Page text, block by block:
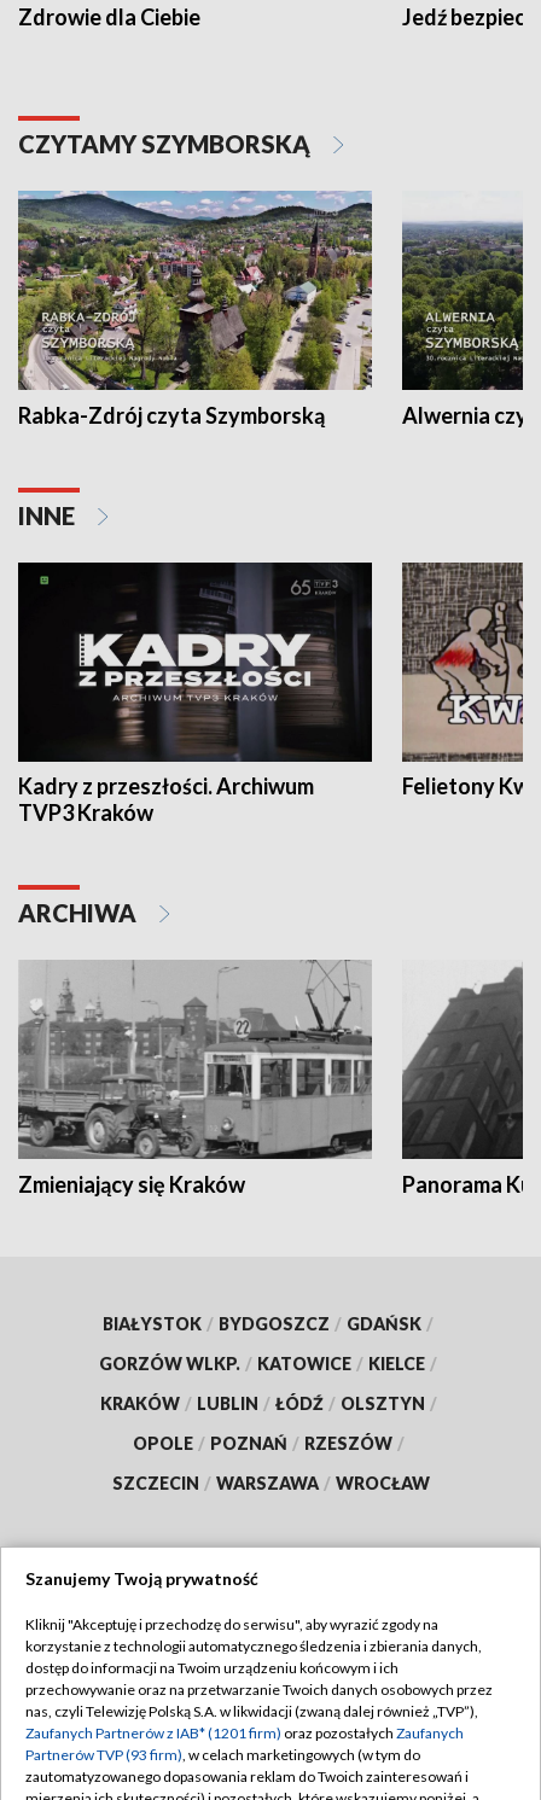
Zdrowie dla Ciebie Jedź
CZYTAMY SZYMBORSKĄ
Rabka-Zdrój czyta Szymborską Alwernia
INNE
Kadry z przeszłości. Archiwum
TVP3 Kraków
Felietony
ARCHIWA
Zmieniający się Kraków Panorama
BIAŁYSTOK / BYDGOSZCZ / GDAŃSK /
GORZÓW WLKP. / KATOWICE / KIELCE /
KRAKÓW / LUBLIN / ŁÓDŹ / OLSZTYN /
OPOLE / POZNAŃ / RZESZÓW /
SZCZECIN / WARSZAWA / WROCŁAW
TVP
Abonament TVP
Emisja w TVP
Centrum informacji TVP
Regulamin TVP
Polityka prywatności
Moje zgody
Szanujemy Twoją prywatność
Kliknij "Akceptuję i przechodzę do serwisu", aby wyrazić zgody na
korzystanie z technologii automatycznego śledzenia i zbierania danych,
dostęp do informacji na Twoim urządzeniu końcowym i ich
przechowywanie oraz na przetwarzanie Twoich danych osobowych przez
nas, czyli Telewizję Polską S.A. w likwidacji (zwaną dalej również „TVP”),
Zaufanych Partnerów z IAB* (1201 firm) oraz pozostałych Zaufanych
Partnerów TVP (93 firm), w celach marketingowych (w tym do
zautomatyzowanego dopasowania reklam do Twoich zainteresowań i